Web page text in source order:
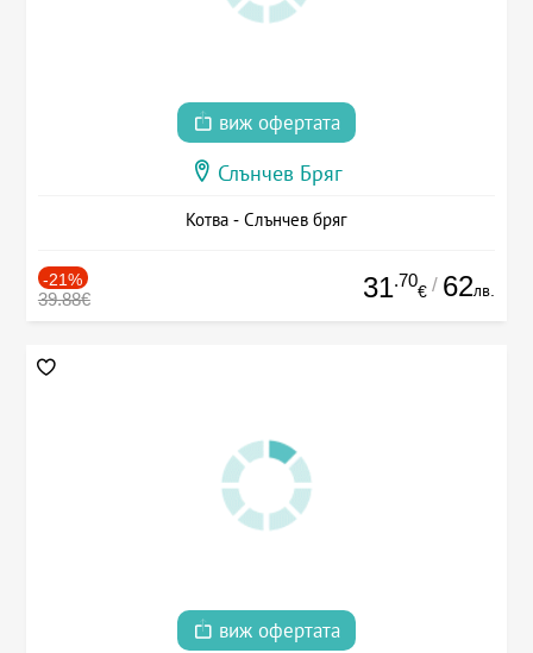
виж офертата
Слънчев Бряг
Котва - Слънчев бряг
-21%
39.88€ 31.70
€ / 62лв.
виж офертата